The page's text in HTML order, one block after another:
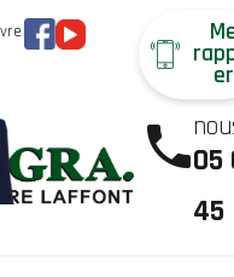
er
05
45